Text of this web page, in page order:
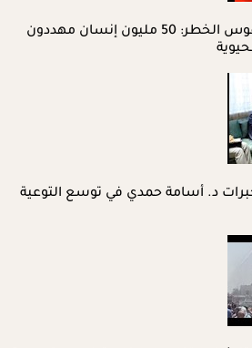
وزير الصحة يدق ناقوس الخطر: 50 مليون إنسان مهددون
د. أسامة حمدي في توسع التوعية